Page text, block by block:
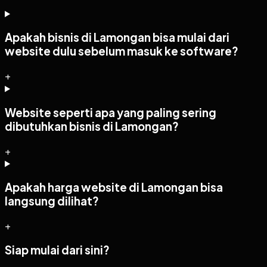
Apakah bisnis di Lamongan bisa mulai dari
website dulu sebelum masuk ke software?
+
Website seperti apa yang paling sering
dibutuhkan bisnis di Lamongan?
+
Apakah harga website di Lamongan bisa
langsung dilihat?
+
Siap mulai dari sini?